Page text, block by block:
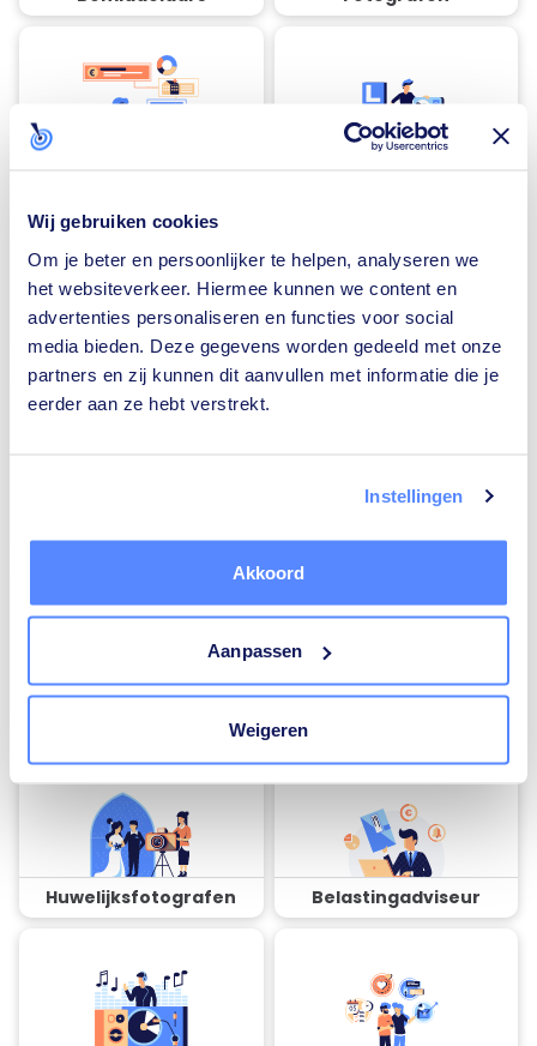
Wij gebruiken cookies
Om je beter en persoonlijker te helpen, analyseren we
het websiteverkeer. Hiermee kunnen we content en
advertenties personaliseren en functies voor social
media bieden. Deze gegevens worden gedeeld met onze
partners en zij kunnen dit aanvullen met informatie die je
eerder aan ze hebt verstrekt.
Instellingen
Akkoord
Aanpassen
Weigeren
Traiteurs Loodgieters
Vloerverwarming-
Airco installateurs
Ramen en deuren
Huwelijksfotografen Belastingadviseur